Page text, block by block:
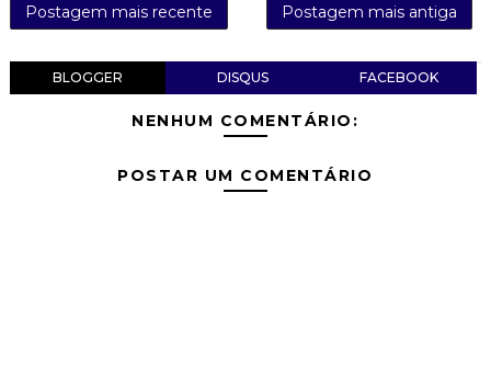
Postagem mais recente Postagem mais antiga
BLOGGER DISQUS FACEBOOK
NENHUM COMENTÁRIO:
POSTAR UM COMENTÁRIO